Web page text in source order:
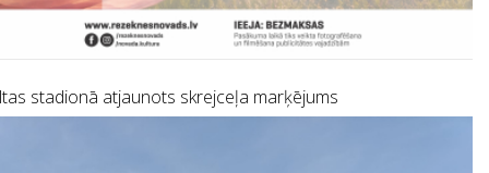
stadionā atjaunots skrejceļa marķējums